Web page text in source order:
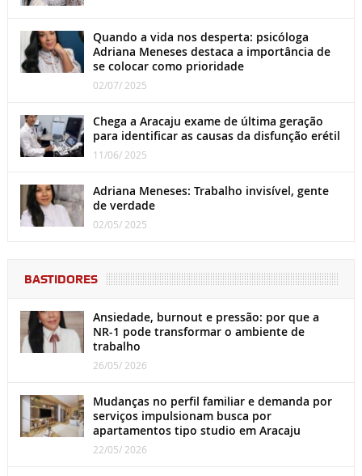
Quando a vida nos desperta: psicóloga
Adriana Meneses destaca a importância de
se colocar como prioridade
02/07/ 2025
Chega a Aracaju exame de última geração
para identificar as causas da disfunção erétil
11/06/ 2025
Adriana Meneses: Trabalho invisível, gente
de verdade
02/05/ 2025
BASTIDORES
Ansiedade, burnout e pressão: por que a
NR-1 pode transformar o ambiente de
trabalho
26/05/ 2026
Mudanças no perfil familiar e demanda por
serviços impulsionam busca por
apartamentos tipo studio em Aracaju
22/05/ 2026